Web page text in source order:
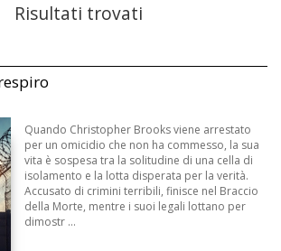
Risultati trovati
Quando Christopher Brooks viene arrestato
per un omicidio che non ha commesso, la sua
vita è sospesa tra la solitudine di una cella di
isolamento e la lotta disperata per la verità.
Accusato di crimini terribili, finisce nel Braccio
della Morte, mentre i suoi legali lottano per
dimostr ...